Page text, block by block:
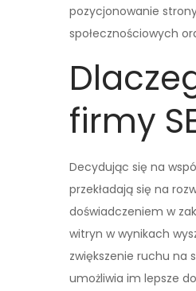
pozycjonowanie
społecznościowych
firmy
Decydując się na
przekładają się na
doświadczeniem w
witryn w wynikach
zwiększenie ruchu na
umożliwia im lepsze